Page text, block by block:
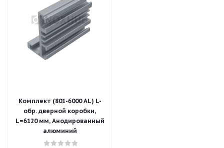
Комплект (801-6000 AL) L-
обр. дверной коробки,
L=6120 мм, Анодированный
алюминий